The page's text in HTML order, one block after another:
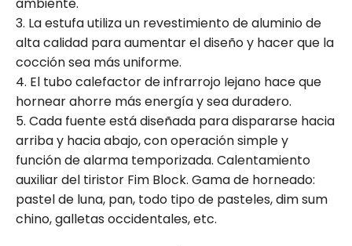
ambiente.
3. La estufa utiliza un revestimiento de aluminio de
alta calidad para aumentar el diseño y hacer que la
cocción sea más uniforme.
4. El tubo calefactor de infrarrojo lejano hace que
hornear ahorre más energía y sea duradero.
5. Cada fuente está diseñada para dispararse hacia
arriba y hacia abajo, con operación simple y
función de alarma temporizada. Calentamiento
auxiliar del tiristor Fim Block. Gama de horneado:
pastel de luna, pan, todo tipo de pasteles, dim sum
chino, galletas occidentales, etc.